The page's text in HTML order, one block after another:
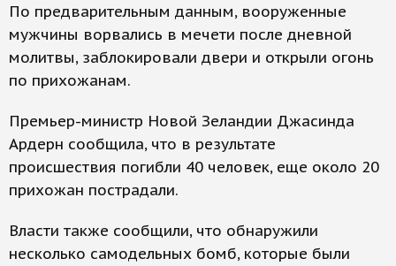
По предварительным данным, вооруженные
мужчины ворвались в мечети после дневной
молитвы, заблокировали двери и открыли огонь
по прихожанам.
Премьер-министр Новой Зеландии Джасинда
Ардерн сообщила, что в результате
происшествия погибли 40 человек, еще около 20
прихожан пострадали.
Власти также сообщили, что обнаружили
несколько самодельных бомб, которые были